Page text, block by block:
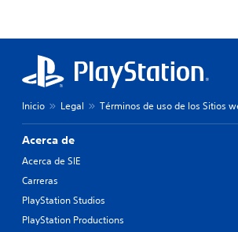
Inicio Legal Términos de uso de los Sitios
Acerca de
Acerca de SIE
Carreras
PlayStation Studios
PlayStation Productions